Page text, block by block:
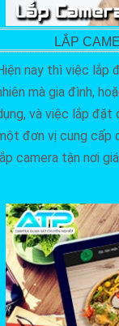
LẮP
nay thì việc lắp
mà gia đình,
và việc lắp đặt
đơn vị cung cấp
camera tận nơi